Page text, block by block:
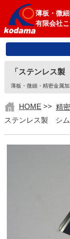
薄板・微
有限会社
「ステンレス
薄板・微細・精密金属
HOME >> 精
ステンレス製 シ